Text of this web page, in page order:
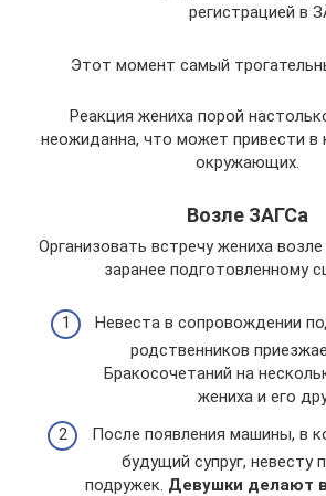
регистрацией в
Этот момент самый
Реакция жениха порой
неожиданна, что может привести в
окружающих.
Возле ЗАГСа
Организовать встречу жениха
заранее подготовленному
Невеста в сопровождении
родственников
Бракосочетаний на
жениха и его
После появления машины, в
будущий супруг, невесту
подружек. Девушки делают